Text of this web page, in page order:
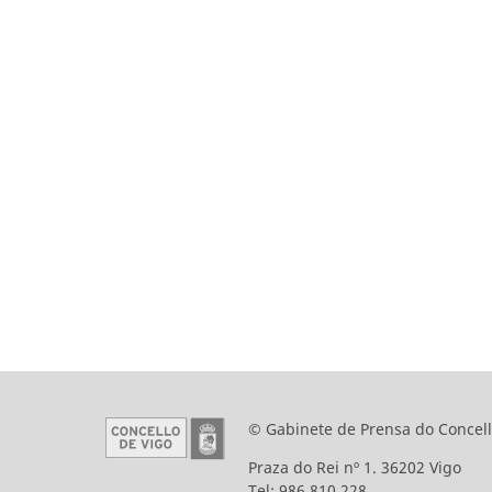
© Gabinete de Prensa do
Praza do Rei nº 1. 36202 Vigo